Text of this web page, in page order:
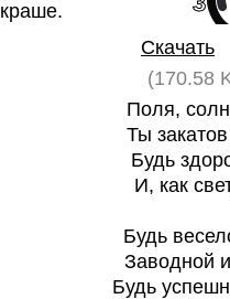
Скачать
(170.58
Поля,
Ты
Будь
И, как
Будь
Заводной
Будь